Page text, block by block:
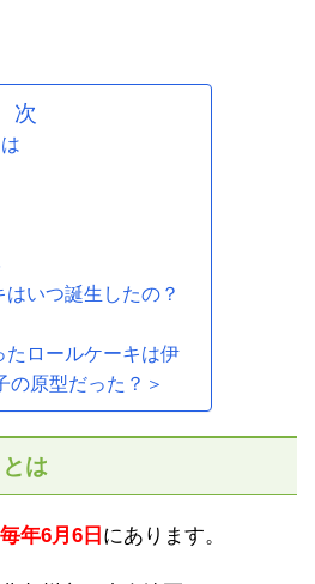
はいつ誕生したの？
たロールケーキは伊
の原型だった？＞
は
毎年6月6日 にあります。